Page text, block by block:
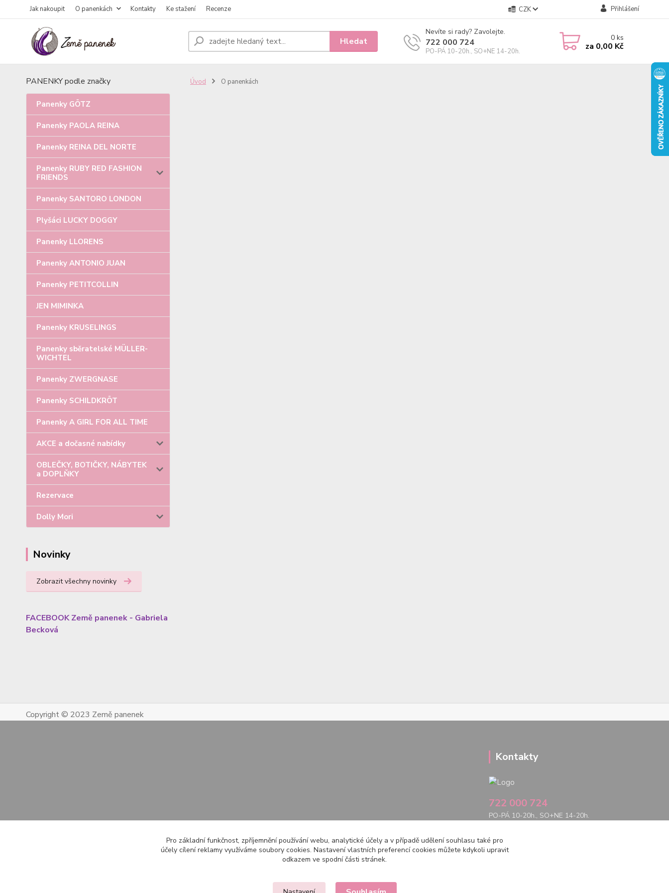
Jak nakoupit O panenkách Kontakty Ke stažení Recenze CZK Přihlášení
Hledat
Nevíte si rady? Zavolejte.
722 000 724
PO-PÁ 10-20h., SO+NE 14-20h.
0ks
za 0,00 Kč
PANENKY podle značky
Panenky GÖTZ
Panenky PAOLA REINA
Panenky REINA DEL NORTE
Panenky RUBY RED FASHION
FRIENDS
Panenky SANTORO LONDON
Plyšáci LUCKY DOGGY
Panenky LLORENS
Panenky ANTONIO JUAN
Panenky PETITCOLLIN
JEN MIMINKA
Panenky KRUSELINGS
Panenky sběratelské MÜLLER-
WICHTEL
Panenky ZWERGNASE
Panenky SCHILDKRÖT
Panenky A GIRL FOR ALL TIME
AKCE a dočasné nabídky
OBLEČKY, BOTIČKY, NÁBYTEK
a DOPLŇKY
Rezervace
Dolly Mori
Novinky
Zobrazit všechny novinky
FACEBOOK Země panenek - Gabriela
Becková
Úvod O panenkách
Copyright © 2023 Země panenek
Kontakty
722 000 724
PO-PÁ 10-20h., SO+NE 14-20h.
Pro základní funkčnost, zpříjemnění používání webu, analytické účely a v případě udělení souhlasu také pro
účely cílení reklamy využíváme soubory cookies. Nastavení vlastních preferencí cookies můžete kdykoli upravit
odkazem ve spodní části stránek.